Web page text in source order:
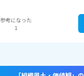
参考になった
1